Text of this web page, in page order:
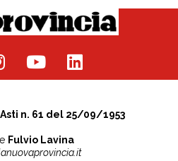
n. 61 del 25/09/1953
Fulvio Lavina